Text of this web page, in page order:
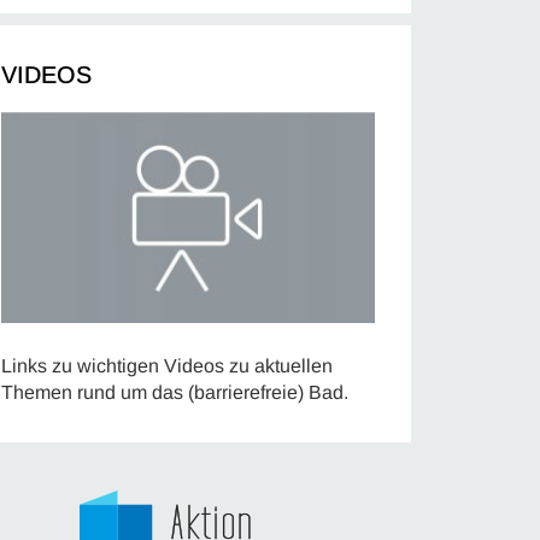
VIDEOS
Links zu wichtigen Videos zu aktuellen
Themen rund um das (barrierefreie) Bad.